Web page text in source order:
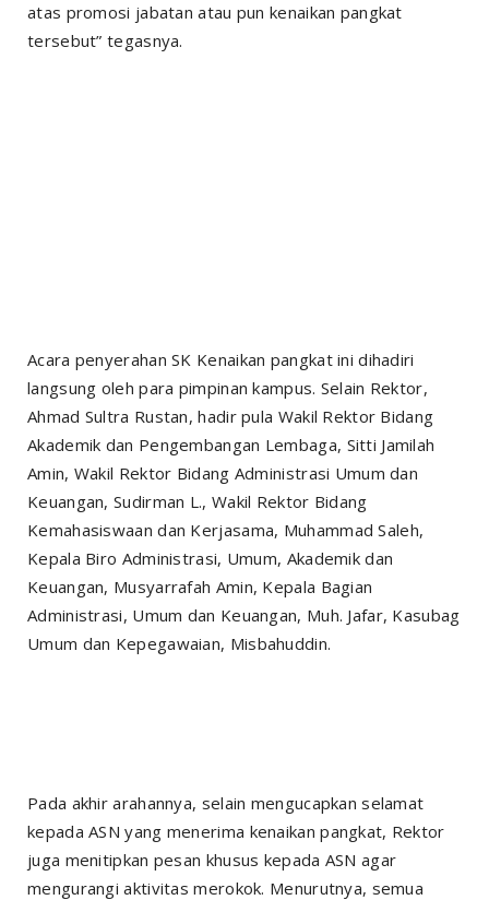
atas promosi jabatan atau pun kenaikan pangkat
tersebut” tegasnya.
Acara penyerahan SK Kenaikan pangkat ini dihadiri
langsung oleh para pimpinan kampus. Selain Rektor,
Ahmad Sultra Rustan, hadir pula Wakil Rektor Bidang
Akademik dan Pengembangan Lembaga, Sitti Jamilah
Amin, Wakil Rektor Bidang Administrasi Umum dan
Keuangan, Sudirman L., Wakil Rektor Bidang
Kemahasiswaan dan Kerjasama, Muhammad Saleh,
Kepala Biro Administrasi, Umum, Akademik dan
Keuangan, Musyarrafah Amin, Kepala Bagian
Administrasi, Umum dan Keuangan, Muh. Jafar, Kasubag
Umum dan Kepegawaian, Misbahuddin.
Pada akhir arahannya, selain mengucapkan selamat
kepada ASN yang menerima kenaikan pangkat, Rektor
juga menitipkan pesan khusus kepada ASN agar
mengurangi aktivitas merokok. Menurutnya, semua